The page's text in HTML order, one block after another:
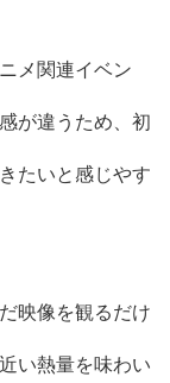
メ関連イベン
が違うため、初
たいと感じやす
映像を観るだけ
い熱量を味わい